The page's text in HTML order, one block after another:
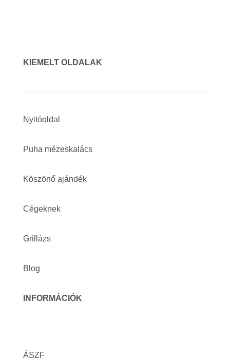
KIEMELT OLDALAK
Nyitóoldal
Puha mézeskalács
Köszönő ajándék
Cégeknek
Grillázs
Blog
INFORMÁCIÓK
ÁSZF